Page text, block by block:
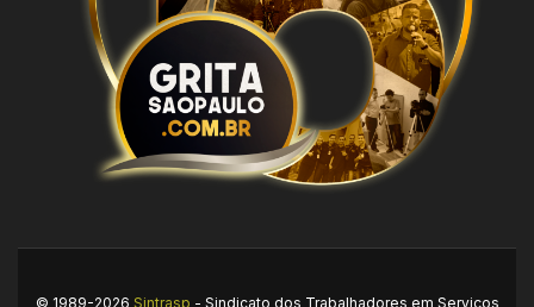
© 1989-2026 Sintrasp - Sindicato dos Trabalhadores em Serviços